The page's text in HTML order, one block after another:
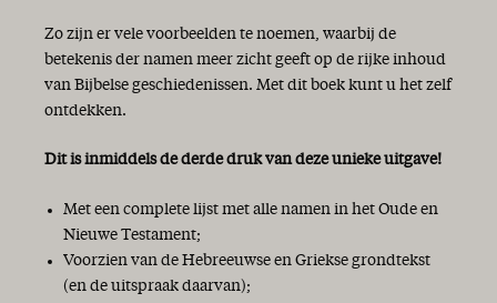
Zo zijn er vele voorbeelden te noemen, waarbij de
betekenis der namen meer zicht geeft op de rijke inhoud
van Bijbelse geschiedenissen. Met dit boek kunt u het zelf
ontdekken.
Dit is inmiddels de derde druk van deze unieke uitgave!
Met een complete lijst met alle namen in het Oude en
Nieuwe Testament;
Voorzien van de Hebreeuwse en Griekse grondtekst
(en de uitspraak daarvan);